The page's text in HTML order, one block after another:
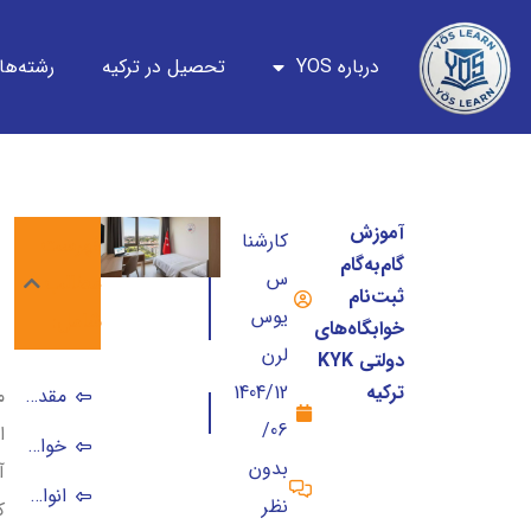
درباره YOS تحصیل در ترکیه
آموزش
گام‌به‌گام
ثبت‌نام
خوابگاه‌های
دولتی KYK
ترکیه
کارشنا
س
یوس
لرن
1404/12
/06
بدون
نظر
فهرست
مطالب
شامل:
مقدمه: چالش بزرگ اسکان؛ چرا KYK انتخاب اول نخبگان است؟
خوابگاه KYK چیست و چه فرقی با خوابگاه‌های خصوصی دارد؟
انواع خوابگاه دانشجویی در ترکیه؛ KYK تنها گزینه نیست